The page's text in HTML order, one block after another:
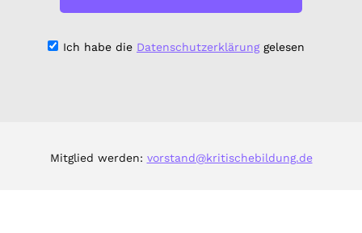
Ich habe die Datenschutzerklärunggelesen
Mitglied werden: vorstand@kritischebildung.de